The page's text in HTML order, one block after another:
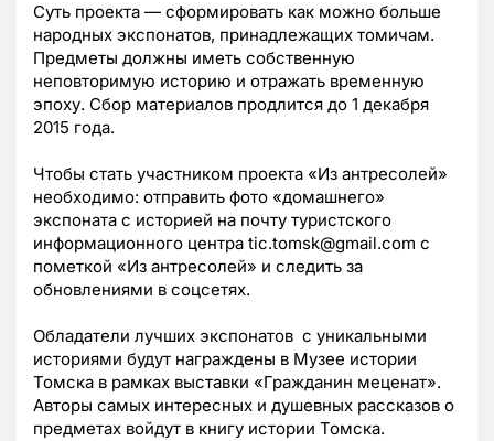
Суть проекта — сформировать как можно больше
народных экспонатов, принадлежащих томичам.
Предметы должны иметь собственную
неповторимую историю и отражать временную
эпоху. Сбор материалов продлится до 1 декабря
2015 года.
Чтобы стать участником проекта «Из антресолей»
необходимо: отправить фото «домашнего»
экспоната с историей на почту туристского
информационного центра tic.tomsk@gmail.com с
пометкой «Из антресолей» и следить за
обновлениями в соцсетях.
Обладатели лучших экспонатов с уникальными
историями будут награждены в Музее истории
Томска в рамках выставки «Гражданин меценат».
Авторы самых интересных и душевных рассказов о
предметах войдут в книгу истории Томска.